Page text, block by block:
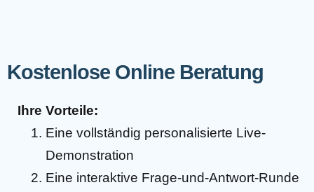
Kostenlose Online Beratung
Ihre Vorteile:
Eine vollständig personalisierte Live-
Demonstration
Eine interaktive Frage-und-Antwort-Runde